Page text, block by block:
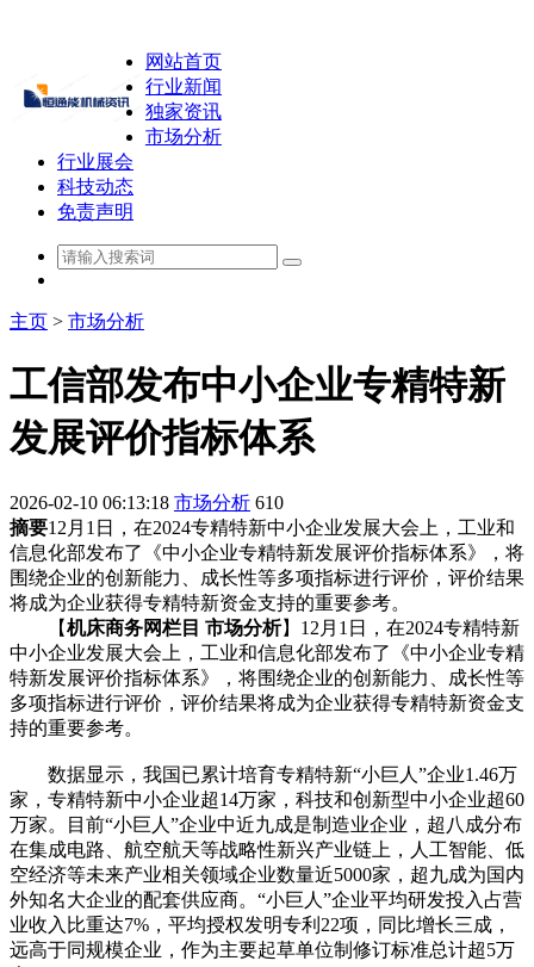
网站首页
行业新闻
独家资讯
市场分析
行业展会
科技动态
免责声明
主页 > 市场分析
工信部发布中小企业专精特新
发展评价指标体系
2026-02-10 06:13:18 市场分析 610
摘要12月1日，在2024专精特新中小企业发展大会上，工业和
信息化部发布了《中小企业专精特新发展评价指标体系》，将
围绕企业的创新能力、成长性等多项指标进行评价，评价结果
将成为企业获得专精特新资金支持的重要参考。
【机床商务网栏目 市场分析】12月1日，在2024专精特新
中小企业发展大会上，工业和信息化部发布了《中小企业专精
特新发展评价指标体系》，将围绕企业的创新能力、成长性等
多项指标进行评价，评价结果将成为企业获得专精特新资金支
持的重要参考。
数据显示，我国已累计培育专精特新“小巨人”企业1.46万
家，专精特新中小企业超14万家，科技和创新型中小企业超60
万家。目前“小巨人”企业中近九成是制造业企业，超八成分布
在集成电路、航空航天等战略性新兴产业链上，人工智能、低
空经济等未来产业相关领域企业数量近5000家，超九成为国内
外知名大企业的配套供应商。“小巨人”企业平均研发投入占营
业收入比重达7%，平均授权发明专利22项，同比增长三成，
远高于同规模企业，作为主要起草单位制修订标准总计超5万